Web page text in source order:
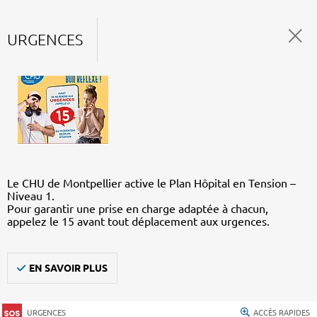
URGENCES
Le CHU de Montpellier active le Plan Hôpital en Tension –
Niveau 1.
Pour garantir une prise en charge adaptée à chacun,
appelez le 15 avant tout déplacement aux urgences.
EN SAVOIR PLUS
URGENCES ACCÈS RAPIDES